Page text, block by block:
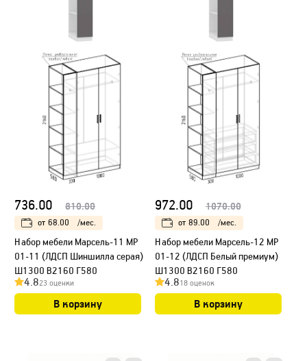
736.00 810.00
от 68.00 /мес.
Набор мебели Марсель-11 МР
01-11 (ЛДСП Шиншилла серая)
Ш1300 В2160 Г580
4.823 оценки
В корзину
972.00 1070.00
от 89.00 /мес.
Набор мебели Марсель-12 МР
01-12 (ЛДСП Белый премиум)
Ш1300 В2160 Г580
4.818 оценок
В корзину